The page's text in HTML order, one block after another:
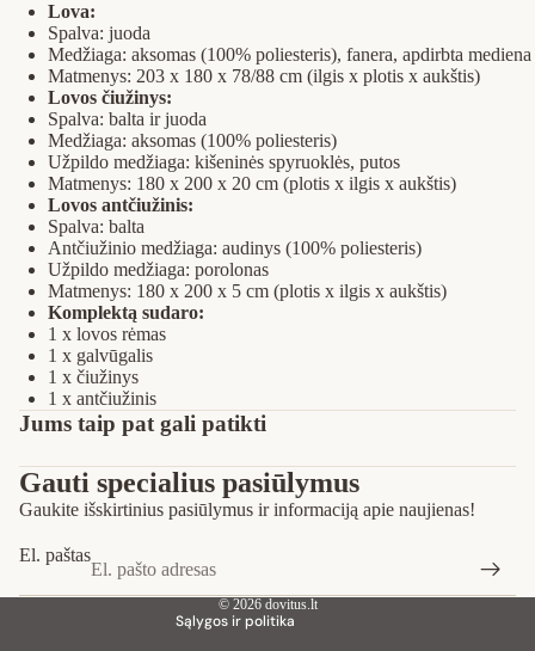
Lova:
Spalva: juoda
Medžiaga: aksomas (100% poliesteris), fanera, apdirbta mediena
Matmenys: 203 x 180 x 78/88 cm (ilgis x plotis x aukštis)
Lovos čiužinys:
Spalva: balta ir juoda
Medžiaga: aksomas (100% poliesteris)
Užpildo medžiaga: kišeninės spyruoklės, putos
Matmenys: 180 x 200 x 20 cm (plotis x ilgis x aukštis)
Lovos antčiužinis:
Spalva: balta
Antčiužinio medžiaga: audinys (100% poliesteris)
Užpildo medžiaga: porolonas
Matmenys: 180 x 200 x 5 cm (plotis x ilgis x aukštis)
Komplektą sudaro:
1 x lovos rėmas
1 x galvūgalis
1 x čiužinys
1 x antčiužinis
Jums taip pat gali patikti
Gauti specialius pasiūlymus
Gaukite išskirtinius pasiūlymus ir informaciją apie naujienas!
El. paštas
© 2026 dovitus.lt
Sąlygos ir politika
Privatumo strategija
Paslaugų teikimo sąlygos
Siuntimo politika
Teisinis pranešimas